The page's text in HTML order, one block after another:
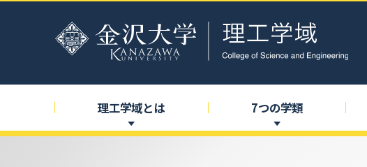
理工学域とは 7つの学類